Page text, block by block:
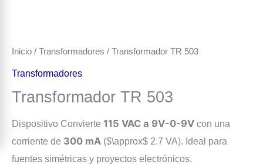
Inicio / Transformadores / Transformador TR 503
Transformadores
Transformador TR 503
Dispositivo Convierte 115 VAC a 9V-0-9V con una
corriente de 300 mA ($\approx$ 2.7 VA). Ideal para
fuentes simétricas y proyectos electrónicos.